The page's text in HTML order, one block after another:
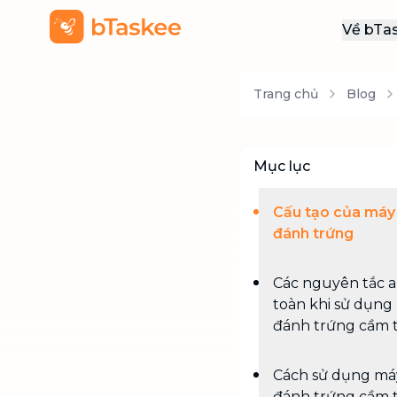
Về
Trang chủ Blog
Mục lục
Cấu tạo của máy
đánh trứng
Các nguyên tắc
toàn khi sử dụng
đánh trứng cầm
Cách sử dụng